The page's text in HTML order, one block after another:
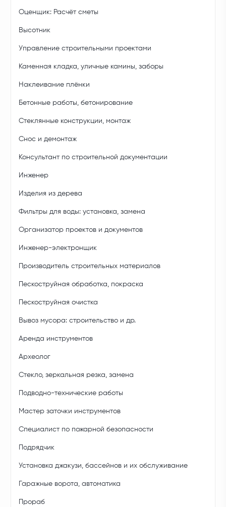
Оценщик: Расчёт сметы
Высотник
Управление строительными проектами
Каменная кладка, уличные камины, заборы
Наклеивание плёнки
Бетонные работы, бетонирование
Стеклянные конструкции, монтаж
Снос и демонтаж
Консультант по строительной документации
Инженер
Изделия из дерева
Фильтры для воды: установка, замена
Организатор проектов и документов
Инженер-электронщик
Производитель строительных материалов
Пескоструйная обработка, покраска
Пескоструйная очистка
Вывоз мусора: строительство и др.
Аренда инструментов
Археолог
Стекло, зеркальная резка, замена
Подводно-технические работы
Мастер заточки инструментов
Специалист по пожарной безопасности
Подрядчик
Установка джакузи, бассейнов и их обслуживание
Гаражные ворота, автоматика
Прораб